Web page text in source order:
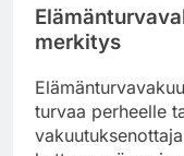
merkitys
turvaa perheelle